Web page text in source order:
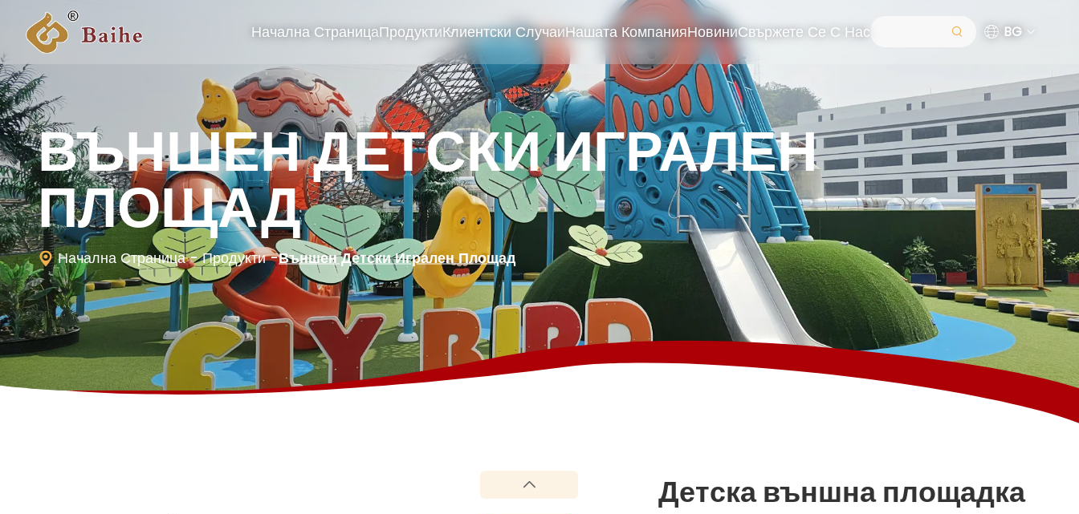
Начална СтраницаПродуктиКлиентски СлучаиНашата КомпанияНовиниСвържете Се С Нас BG
ВЪНШЕН ДЕТСКИ ИГРАЛЕН
ПЛОЩАД
Начална Страница - Продукти -Външен Детски Игрален Площад
Детска външна площадка